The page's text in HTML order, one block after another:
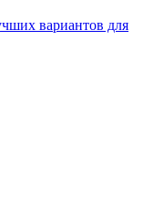
вариантов для